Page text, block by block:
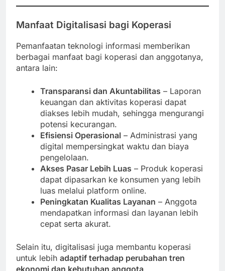
Manfaat Digitalisasi bagi Koperasi
Pemanfaatan teknologi informasi memberikan
berbagai manfaat bagi koperasi dan anggotanya,
antara lain:
Transparansi dan Akuntabilitas – Laporan
keuangan dan aktivitas koperasi dapat
diakses lebih mudah, sehingga mengurangi
potensi kecurangan.
Efisiensi Operasional – Administrasi yang
digital mempersingkat waktu dan biaya
pengelolaan.
Akses Pasar Lebih Luas – Produk koperasi
dapat dipasarkan ke konsumen yang lebih
luas melalui platform online.
Peningkatan Kualitas Layanan – Anggota
mendapatkan informasi dan layanan lebih
cepat serta akurat.
Selain itu, digitalisasi juga membantu koperasi
untuk lebih adaptif terhadap perubahan tren